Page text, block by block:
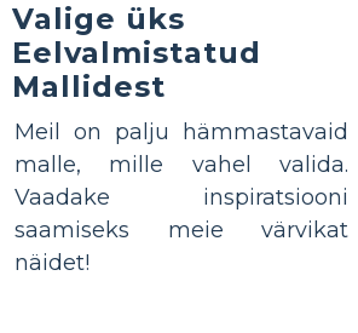
Valige üks
Eelvalmistatud
Mallidest
Meil on palju hämmastavaid
malle, mille vahel valida.
Vaadake inspiratsiooni
saamiseks meie värvikat
näidet!